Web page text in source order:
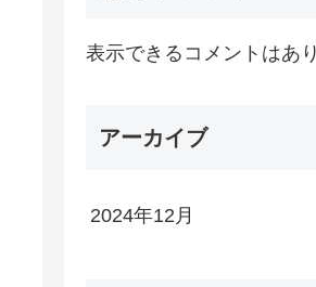
表示できるコメントはあ
アーカイブ
2024年12月